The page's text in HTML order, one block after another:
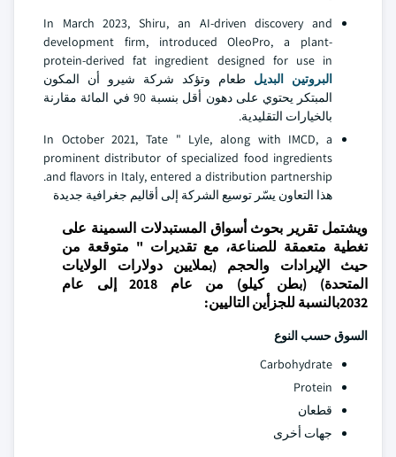
In March 2023, Shiru, an AI-driven discovery and
development firm, introduced OleoPro, a plant-
protein-derived fat ingredient designed for use in
البروتين البديل طعام وتؤكد شركة شيرو أن المكون
المبتكر يحتوي على دهون أقل بنسبة 90 في المائة مقارنة
بالخيارات التقليدية.
In October 2021, Tate " Lyle, along with IMCD, a
prominent distributor of specialized food ingredients
and flavors in Italy, entered a distribution partnership.
هذا التعاون يسّر توسيع الشركة إلى أقاليم جغرافية جديدة
ويشتمل تقرير بحوث أسواق المستبدلات السمينة على
تغطية متعمقة للصناعة، مع تقديرات " متوقعة من
حيث الإيرادات والحجم (بملايين دولارات الولايات
المتحدة) (بطن كيلو) من عام 2018 إلى عام
2032بالنسبة للجزأين التاليين:
السوق حسب النوع
Carbohydrate
Protein
قطعان
جهات أخرى